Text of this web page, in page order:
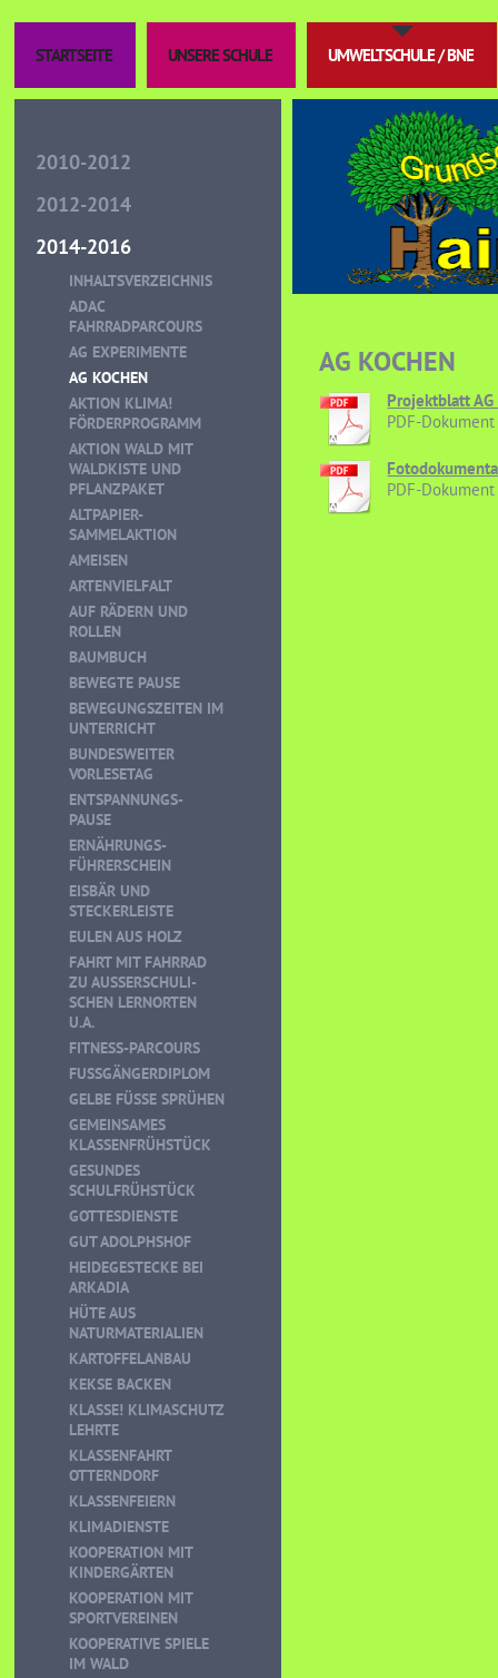
STARTSEITE UNSERE SCHULE UMWELTSCHULE / BNE
2010-2012
2012-2014
2014-2016
INHALTSVERZEICHNIS
ADAC
FAHRRADPARCOURS
AG EXPERIMENTE
AG KOCHEN
AKTION KLIMA!
FÖRDERPROGRAMM
AKTION WALD MIT
WALDKISTE UND
PFLANZPAKET
ALTPAPIER-
SAMMELAKTION
AMEISEN
ARTENVIELFALT
AUF RÄDERN UND
ROLLEN
BAUMBUCH
BEWEGTE PAUSE
BEWEGUNGSZEITEN IM
UNTERRICHT
BUNDESWEITER
VORLESETAG
ENTSPANNUNGS-
PAUSE
ERNÄHRUNGS-
FÜHRERSCHEIN
EISBÄR UND
STECKERLEISTE
EULEN AUS HOLZ
FAHRT MIT FAHRRAD
ZU AUSSERSCHULI-S
CHEN LERNORTEN U
.A.
FITNESS-PARCOURS
FUSSGÄNGERDIPLOM
GELBE FÜSSE SPRÜHEN
GEMEINSAMES
KLASSENFRÜHSTÜCK
GESUNDES
SCHULFRÜHSTÜCK
GOTTESDIENSTE
GUT ADOLPHSHOF
HEIDEGESTECKE BEI
ARKADIA
HÜTE AUS
NATURMATERIALIEN
KARTOFFELANBAU
KEKSE BACKEN
KLASSE! KLIMASCHUTZ
LEHRTE
KLASSENFAHRT
OTTERNDORF
KLASSENFEIERN
KLIMADIENSTE
KOOPERATION MIT
KINDERGÄRTEN
KOOPERATION MIT
SPORTVEREINEN
KOOPERATIVE SPIELE
IM WALD
AG KOCHEN
Projektblatt
PDF-
PDF-